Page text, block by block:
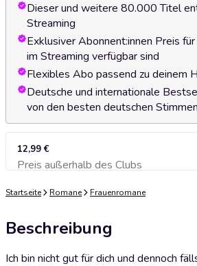
Dieser und weitere 80.000 Titel
Streaming
Exklusiver Abonnent:innen Preis
im Streaming verfügbar sind
Flexibles Abo passend zu deinem
Deutsche und internationale
von den besten deutschen Stimmen
12,99 €
Preis außerhalb des ClubsZum Warenkorb hinzufügen
Startseite Romane Frauenromane
Beschreibung
Ich bin nicht gut für dich und dennoch